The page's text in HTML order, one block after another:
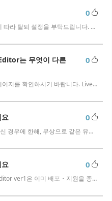
0
따라 탈퇴 설정을 부탁드립니다. …
는 무엇이 다른
0
Editor의 기능 비교에 관해서는 아래 페이지를 확인하시기 바랍니다. Live2D Cubism 기능 비교 페이지 Cubism 4에 추가…
0
현재 Cubism PRO 연간 플랜을 계약하신 경우에 한해, 무상으로 같은 유효 기간의 Cubism 2 PRO 라이선스 키를 제공하고 있습니다.…
0
대단히 죄송하지만, Live2D Cubism Editor ver1은 이미 배포・지원을 종료했습니다. 최신 버전 Cubism을 이용하시기 바랍니…